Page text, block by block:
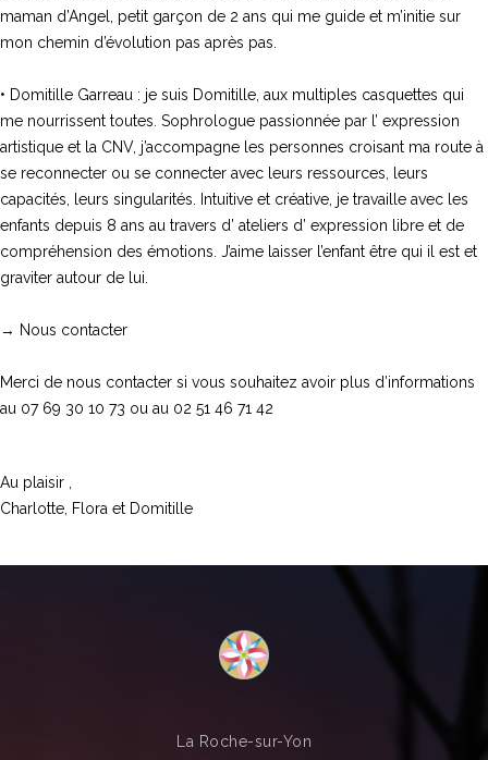
maman d’Angel, petit garçon de 2 ans qui me guide et m’initie sur
mon chemin d’évolution pas après pas.
• Domitille Garreau : je suis Domitille, aux multiples casquettes qui
me nourrissent toutes. Sophrologue passionnée par l’ expression
artistique et la CNV, j’accompagne les personnes croisant ma route à
se reconnecter ou se connecter avec leurs ressources, leurs
capacités, leurs singularités. Intuitive et créative, je travaille avec les
enfants depuis 8 ans au travers d’ ateliers d’ expression libre et de
compréhension des émotions. J’aime laisser l’enfant être qui il est et
graviter autour de lui.
→ Nous contacter
Merci de nous contacter si vous souhaitez avoir plus d’informations
au 07 69 30 10 73 ou au 02 51 46 71 42
Au plaisir ,
Charlotte, Flora et Domitille
La Roche-sur-Yon